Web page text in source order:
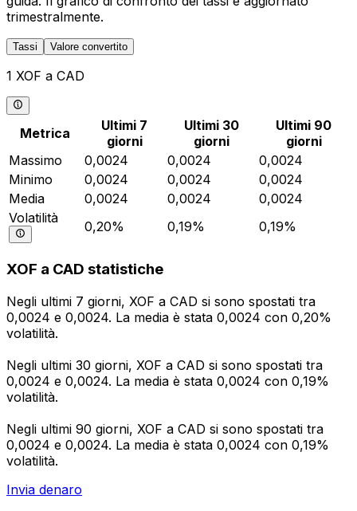
trimestralmente.
Tassi Valore convertito
1 XOF a CAD
Metrica
Ultimi 7
giorni
Ultimi 30
giorni
Ultimi 90
giorni
Massimo
0,0024 0,0024
0,0024
Minimo
0,0024 0,0024
0,0024
Media
0,0024 0,0024
0,0024
Volatilità
0,20% 0,19% 0,19%
XOF a CAD statistiche
Negli ultimi 7 giorni, XOF a CAD si sono spostati tra
0,0024 e 0,0024. La media è stata 0,0024 con 0,20%
volatilità.
Negli ultimi 30 giorni, XOF a CAD si sono spostati tra
0,0024 e 0,0024. La media è stata 0,0024 con 0,19%
volatilità.
Negli ultimi 90 giorni, XOF a CAD si sono spostati tra
0,0024 e 0,0024. La media è stata 0,0024 con 0,19%
volatilità.
Invia denaro